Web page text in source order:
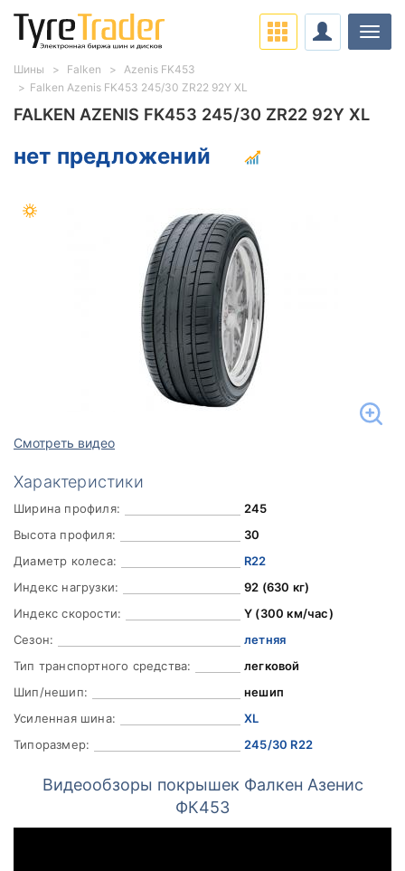
FALKEN AZENIS FK453 245/30 ZR22 92Y XL
нет предложений
Смотреть видео
Характеристики
Ширина профиля:
245
Высота профиля:
30
Диаметр колеса:
R22
Индекс нагрузки:
92 (630 кг)
Индекс скорости:
Y (300 км/час)
Сезон:
летняя
Тип транспортного средства:
легковой
Шип/нешип:
нешип
Усиленная шина:
XL
Типоразмер:
245/30 R22
Видеообзоры покрышек Фалкен Азенис
ФК453
Шины Falken
Azenis FK453
Falken Azenis FK453 245/30 ZR22 92Y XL